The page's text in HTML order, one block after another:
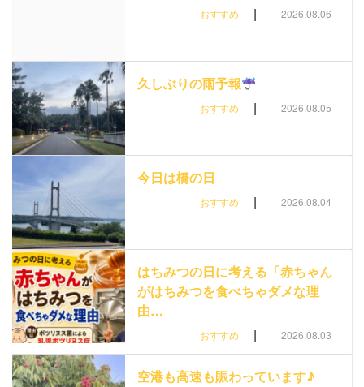
おすすめ | 2026.08.06
久しぶりの雨予報
おすすめ | 2026.08.05
今日は橋の日
おすすめ | 2026.08.04
はちみつの日に考える「赤ちゃん
がはちみつを食べちゃダメな理
由…
おすすめ | 2026.08.03
空港も高速も賑わっています♪